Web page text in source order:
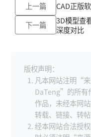
上一篇
CAD正版
下一篇
3D模型查
深度对比
版权声明：
凡本网站注明“
DaTeng”的所有
作品，未经本网
转载、链接、转
经本网站合法授